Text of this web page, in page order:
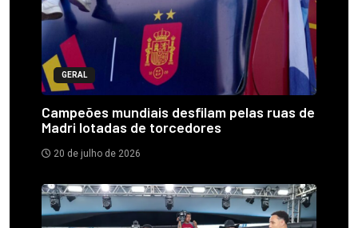
GERAL
Campeões mundiais desfilam pelas ruas de
Madri lotadas de torcedores
20 de julho de 2026